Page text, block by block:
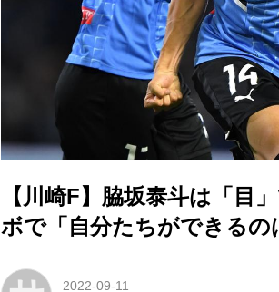
【川崎F】脇坂泰斗は「目
ボで「自分たちができるの
2022-09-11